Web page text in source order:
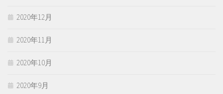
2020年12月
2020年11月
2020年10月
2020年9月